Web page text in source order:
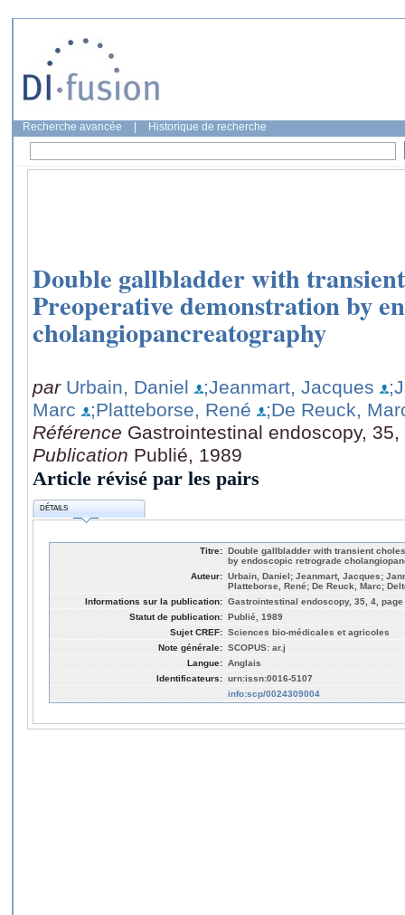
Recherche avancée Historique de recherche
Double gallbladder with
Preoperative demonstration by
cholangiopancreatography
par Urbain, Daniel ;Jeanmart, Jacques
Marc
;Platteborse, René
;De Reuck,
Référence Gastrointestinal endoscopy,
Publication Publié, 1989
Article révisé par les pairs
DÉTAILS
Titre: Double gallbladder with transient
by endoscopic retrograde
Auteur: Urbain, Daniel; Jeanmart, Jacques;
Platteborse, René; De Reuck, Marc;
Informations sur la publication: Gastrointestinal endoscopy, 35, 4, page
Statut de publication: Publié, 1989
Sujet CREF: Sciences bio-médicales et agricoles
Note générale: SCOPUS: ar.j
Langue: Anglais
Identificateurs: urn:issn:0016-5107
info:scp/0024309004